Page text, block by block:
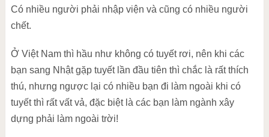
Có nhiều người phải nhập viện và cũng có nhiều người
chết.
Ở Việt Nam thì hầu như không có tuyết rơi, nên khi các
bạn sang Nhật gặp tuyết lần đầu tiên thì chắc là rất thích
thú, nhưng ngược lại có nhiều bạn đi làm ngoài khi có
tuyết thì rất vất vả, đặc biệt là các bạn làm ngành xây
dựng phải làm ngoài trời!